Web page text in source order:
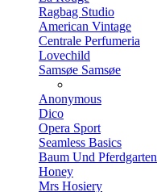
Ragbag Studio
American Vintage
Centrale Perfumeria
Lovechild
Samsøe Samsøe
Anonymous
Dico
Opera Sport
Seamless Basics
Baum Und Pferdgarten
Honey
Mrs Hosiery